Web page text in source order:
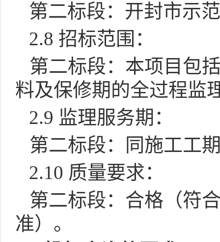
第二标段：开封市示
2.8 招标范围：
第二标段：本项目包
料及保修期的全过程监
2.9 监理服务期：
第二标段：同施工工
2.10 质量要求：
第二标段：合格（符
准）。